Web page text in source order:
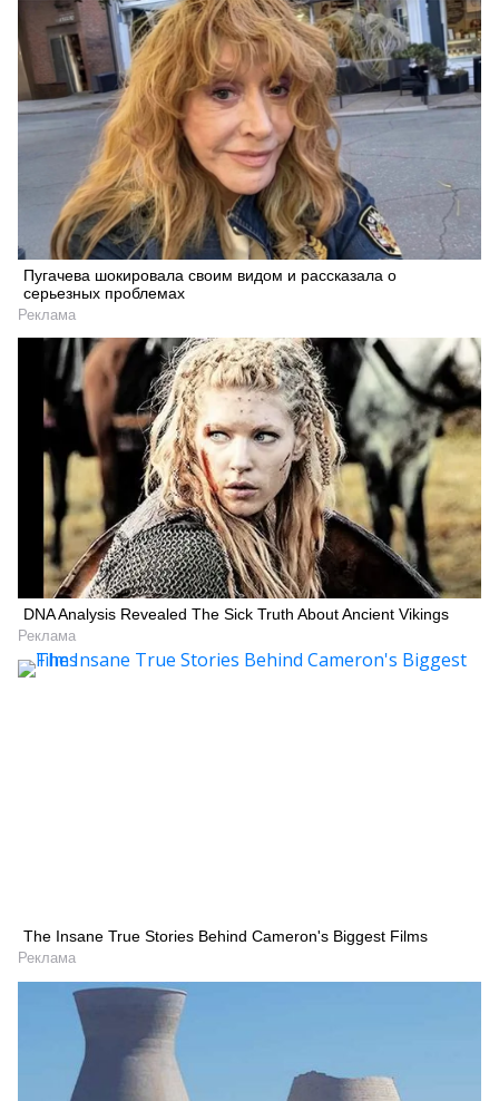
Пугачева шокировала своим видом и рассказала о
серьезных проблемах
Реклама
DNA Analysis Revealed The Sick Truth About Ancient Vikings
Реклама
The Insane True Stories Behind Cameron's Biggest Films
Реклама